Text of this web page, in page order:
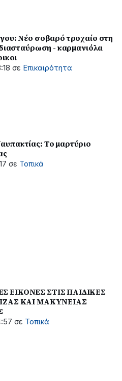
Νέο σοβαρό τροχαίο στη
- καρμανιόλα
σε Επικαιρότητα
Το μαρτύριο
σε Τοπικά
ΕΙΚΟΝΕΣ ΣΤΙΣ ΠΑΙΔΙΚΕΣ
ΚΑΙ ΜΑΚΥΝΕΙΑΣ
σε Τοπικά